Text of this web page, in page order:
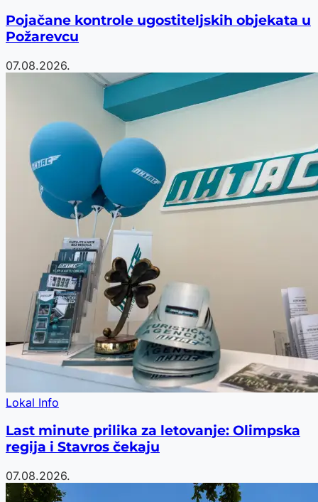
Pojačane kontrole ugostiteljskih objekata u
Požarevcu
07.08.2026.
Lokal Info
Last minute prilika za letovanje: Olimpska
regija i Stavros čekaju
07.08.2026.